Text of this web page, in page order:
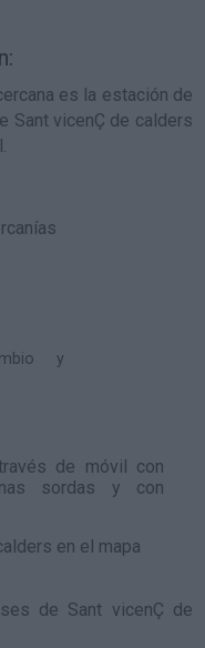
es la estación de
Sant vicenÇ de calders
y
de móvil con
sordas y con
en el mapa